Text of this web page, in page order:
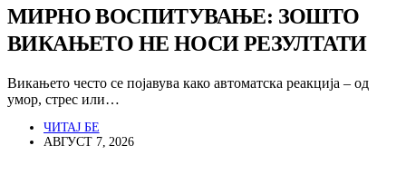
МИРНО ВОСПИТУВАЊЕ: ЗОШТО
ВИКАЊЕТО НЕ НОСИ РЕЗУЛТАТИ
Викањето често се појавува како автоматска реакција – од
умор, стрес или…
ЧИТАЈ БЕ
АВГУСТ 7, 2026